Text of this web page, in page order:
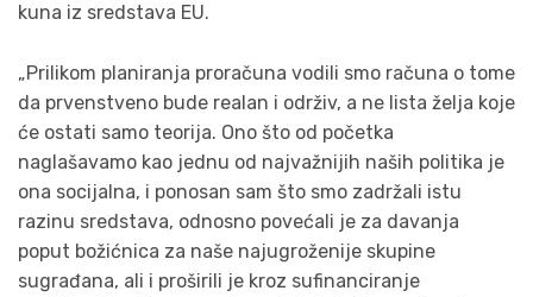
kuna iz sredstava EU.
„Prilikom planiranja proračuna vodili smo računa o tome
da prvenstveno bude realan i održiv, a ne lista želja koje
će ostati samo teorija. Ono što od početka
naglašavamo kao jednu od najvažnijih naših politika je
ona socijalna, i ponosan sam što smo zadržali istu
razinu sredstava, odnosno povećali je za davanja
poput božićnica za naše najugroženije skupine
sugrađana, ali i proširili je kroz sufinanciranje